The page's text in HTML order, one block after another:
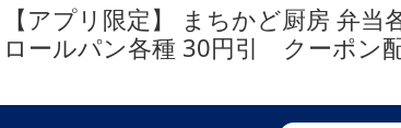
【アプリ限定】 まちかど厨房 弁
ロールパン各種 30円引 クーポン